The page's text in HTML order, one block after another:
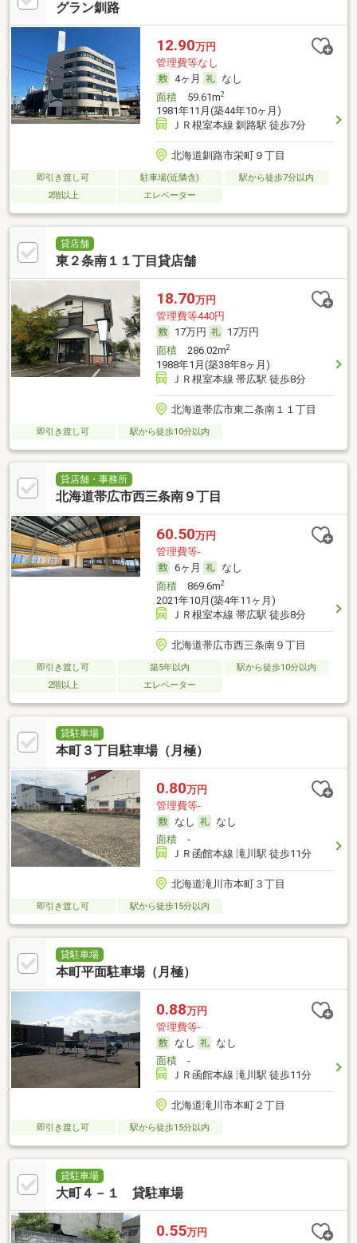
グラン釧路
12.90万円
管理費等なし
4ヶ月
なし
面積59.61m2
1981年11月(築44年10ヶ月)
ＪＲ根室本線 釧路駅 徒歩7分
北海道釧路市栄町９丁目
即引き渡し可 駐車場(近隣含)
駅から徒歩7分以内
2階以上
エレベーター
貸店舗
東２条南１１丁目貸店舗
18.70万円
管理費等440円
17万円
17万円
面積286.02m2
1988年1月(築38年8ヶ月)
ＪＲ根室本線 帯広駅 徒歩8分
北海道帯広市東二条南１１丁目
即引き渡し可 駅から徒歩10分以内
貸店舗・事務所
北海道帯広市西三条南９丁目
60.50万円
管理費等-
6ヶ月
なし
面積869.6m2
2021年10月(築4年11ヶ月)
ＪＲ根室本線 帯広駅 徒歩8分
北海道帯広市西三条南９丁目
即引き渡し可 築5年以内
駅から徒歩10分以内
2階以上
エレベーター
貸駐車場
本町３丁目駐車場（月極）
0.80万円
管理費等-
なし
なし
面積-
ＪＲ函館本線 滝川駅 徒歩11分
北海道滝川市本町３丁目
即引き渡し可 駅から徒歩15分以内
貸駐車場
本町平面駐車場（月極）
0.88万円
管理費等-
なし
なし
面積-
ＪＲ函館本線 滝川駅 徒歩11分
北海道滝川市本町２丁目
即引き渡し可 駅から徒歩15分以内
貸駐車場
大町４－１ 貸駐車場
0.55万円